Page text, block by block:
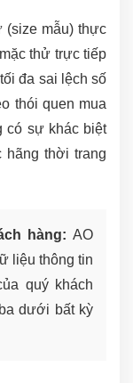
(size mẫu) thực
thử trực tiếp
đa sai lệch số
thói quen mua
có sự khác biệt
hãng thời trang
hàng: AO
liệu thông tin
quý khách
dưới bất kỳ